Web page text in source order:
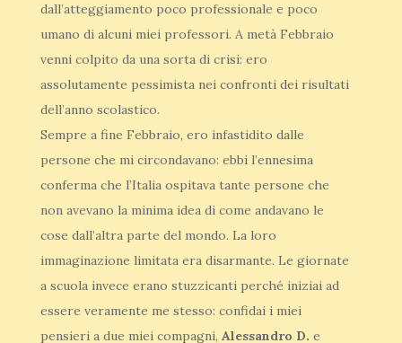
dall’atteggiamento poco professionale e poco
umano di alcuni miei professori. A metà Febbraio
venni colpito da una sorta di crisi: ero
assolutamente pessimista nei confronti dei risultati
dell’anno scolastico.
Sempre a fine Febbraio, ero infastidito dalle
persone che mi circondavano: ebbi l’ennesima
conferma che l’Italia ospitava tante persone che
non avevano la minima idea di come andavano le
cose dall’altra parte del mondo. La loro
immaginazione limitata era disarmante. Le giornate
a scuola invece erano stuzzicanti perché iniziai ad
essere veramente me stesso: confidai i miei
pensieri a due miei compagni, Alessandro D. e